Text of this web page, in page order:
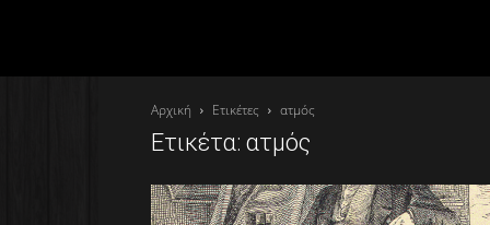
Αρχική Ετικέτες ατμός
Ετικέτα: ατμός